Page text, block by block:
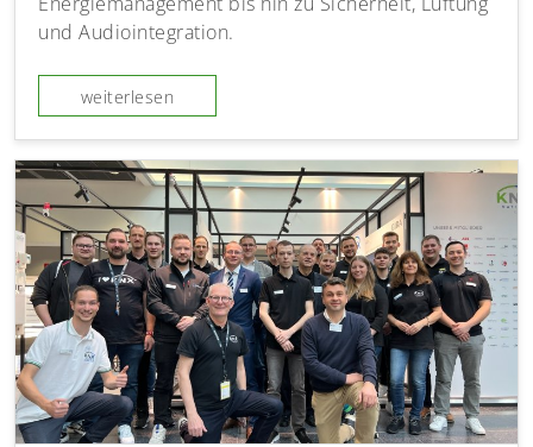
und Audiointegration.
weiterlesen